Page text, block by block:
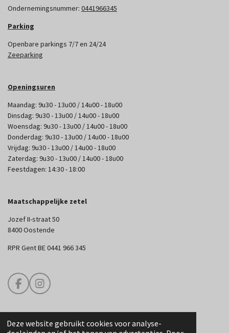
Deze website gebruikt cookies voor analyse-
Ondernemingsnummer: 0441966345
Parking
Openbare parkings 7/7 en 24/24
Zeeparking
Openingsuren
Maandag: 9u30 - 13u00 / 14u00 - 18u00
Dinsdag: 9u30 - 13u00 / 14u00 - 18u00
Woensdag: 9u30 - 13u00 / 14u00 - 18u00
Donderdag: 9u30 - 13u00 / 14u00 - 18u00
Vrijdag: 9u30 - 13u00 / 14u00 - 18u00
Zaterdag: 9u30 - 13u00 / 14u00 - 18u00
Feestdagen: 14:30 - 18:00
Maatschappelijke zetel
Jozef II-straat 50
8400 Oostende
RPR Gent BE 0441 966 345
F
a
b
I
n
a
© 2025 Edouard Couture